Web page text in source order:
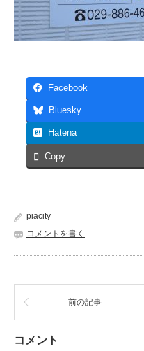
Facebook
Bluesky
Hatena
Copy
piacity
コメントを書く
前の記事
コメント